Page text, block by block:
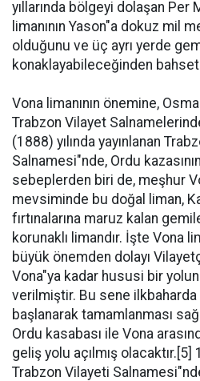
yıllarında bölgeyi dolaşan Per
limanının Yason"a dokuz mil
olduğunu ve üç ayrı yerde
konaklayabileceğinden
Vona limanının önemine,
Trabzon Vilayet
(1888) yılında yayınlanan
Salnamesi"nde, Ordu
sebeplerden biri de, meşhur
mevsiminde bu doğal liman,
fırtınalarına maruz kalan
korunaklı limandır. İşte Vona
büyük önemden dolayı
Vona"ya kadar hususi bir yolun
verilmiştir. Bu sene ilkbaharda
başlanarak tamamlanması
Ordu kasabası ile Vona
geliş yolu açılmış
Trabzon Vilayeti